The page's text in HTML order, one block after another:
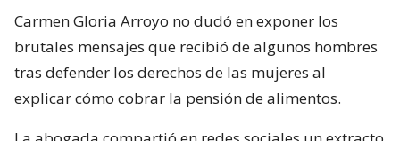
Carmen Gloria Arroyo no dudó en exponer los
brutales mensajes que recibió de algunos hombres
tras defender los derechos de las mujeres al
explicar cómo cobrar la pensión de alimentos.